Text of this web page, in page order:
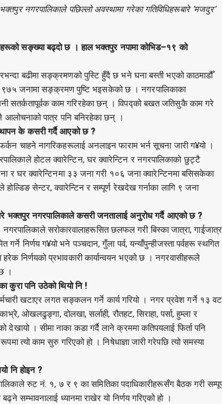
नगरपालिकाले पछिल्लो अवस्थामा गरेका गतिविधिहरूबारे ‘मजदुर’
सङ्ख्या बढ्दो छ । हाल भक्तपुर नपामा कोभिड–१९ को
बढीमा सङ्क्रमणको पुस्टि हुँदै छ भने घना बस्ती भएको काठमाडौँ
९७५ जनामा सङ्क्रमण पुष्टि भइसकेको छ । नगरपालिकाका
सतर्कतापूर्वक काम गरिरहेका छन् । विपद्को बखत जतिसुकै काम गरे
आलोचनाको पात्र पनि बनिरहेका छन् ।
के कसरी गर्दै आएको छ ?
चाहने नागरिकहरूलाई अनलाइन फाराम भर्न सूचना जारी ग¥यो ।
होटल क्वारेन्टिन, घर क्वारेन्टिन र नगरपालिकाको छुट्टै
र घर क्वारेन्टिनमा ३३ जना गरी १०६ जना क्वारेन्टिनमा बसिसकेका
सेन्टर, क्वारेन्टिन र सम्पूर्ण रेखदेख गर्नाका लागि ९ जना
भक्तपुर नगरपालिकाले कसरी जनतालाई अनुरोध गर्दै आएको छ ?
सरोकारवालाहरूसित छलफल गरी बिस्का जात्रा,
गर्ने निर्णय ग¥यो भने पञ्चदान, गुँला पर्व, यन्याँपुन्हीजस्ता पर्वहरू स्थगित
निर्णयको प्रभावकारी कार्यान्वयन भएको छ । नगरवासीहरूले
।
कुरा पनि उठेको थियो नि !
खटाएर लगत सङ्कलन गर्ने कार्य गरियो । नगर प्रवेश गर्ने १३
ओखलढुङ्गा, दोलखा, सर्लाही, रौतहट, सिराहा, पर्सा, हुम्ला र
। सीमा नाका कडा गर्दै लाने क्रममा कतिपयलाई फिर्ता पनि
त्यो काम सुरु गरिएको हो । निषेधाज्ञा जारी गरेपछि त्यो समस्या
नि होइन ?
रुट नं. १, ७ र ९ का समितिका पदाधिकारीहरूसँग बैठक गरी
सम्भावनालाई ध्यानमा राखेर यो निर्णय गरिएको हो ।